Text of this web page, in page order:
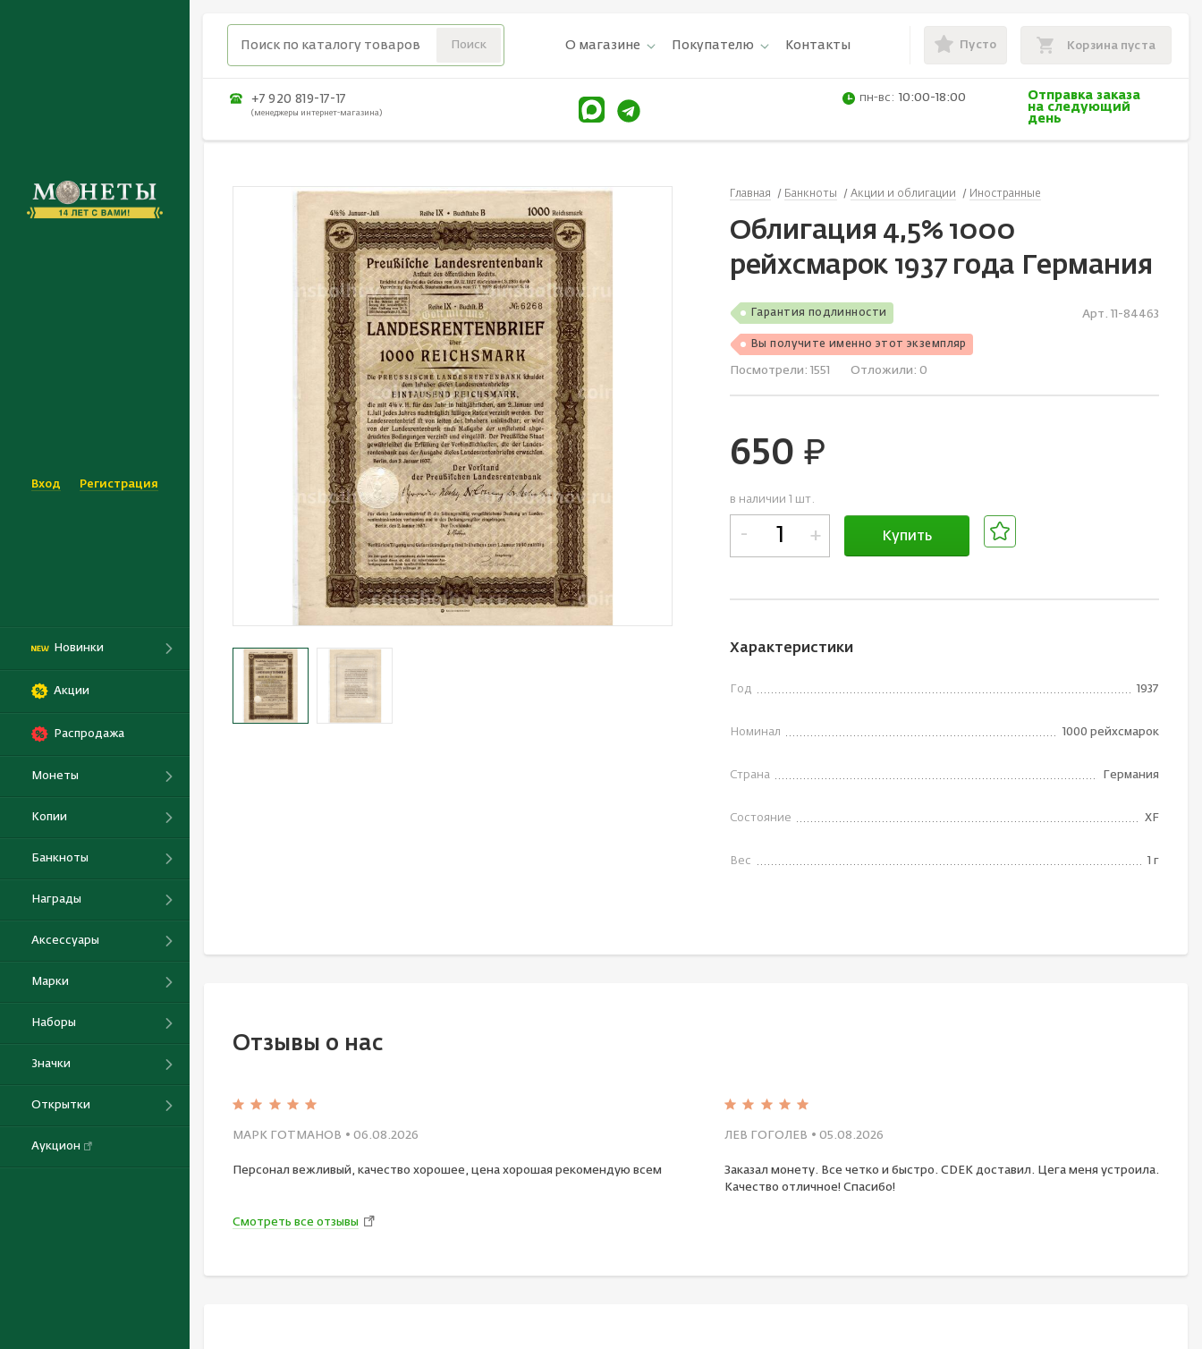
Вход Регистрация
Новинки
Акции
Распродажа
Монеты
Копии
Банкноты
Награды
Аксессуары
Марки
Наборы
Значки
Открытки
Аукцион
О магазине Покупателю Контакты Пусто Корзина пуста
+7 920 819-17-17
(менеджеры интернет-магазина)
пн-вс: 10:00-18:00
Отправка заказа
на следующий
день
Главная Банкноты Акции и облигации Иностранные
Облигация 4,5% 1000
рейхсмарок 1937 года Германия
Гарантия подлинности
Вы получите именно этот экземпляр
Арт. 11-84463
Посмотрели: 1551 Отложили: 0
650 руб.
в наличии 1 шт.
- + Купить
Характеристики
Год 1937
Номинал 1000 рейхсмарок
Страна Германия
Состояние XF
Вес 1 г
Отзывы о нас
МАРК ГОТМАНОВ • 06.08.2026
Персонал вежливый, качество хорошее, цена хорошая рекомендую всем
ЛЕВ ГОГОЛЕВ • 05.08.2026
Заказал монету. Все четко и быстро. CDEK доставил. Цега меня устроила.
Качество отличное! Спасибо!
Смотреть все отзывы